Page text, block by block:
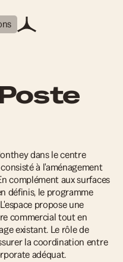
dans le centre
à l'aménagement
complément aux surfaces
définis, le programme
propose une
commercial tout en
existant. Le rôle de
la coordination entre
adéquat.